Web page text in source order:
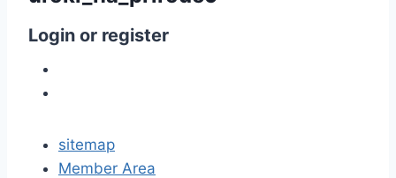
Login or register
sitemap
Member Area